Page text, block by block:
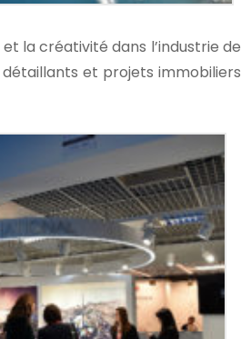
la créativité dans l’industrie de
et projets immobiliers